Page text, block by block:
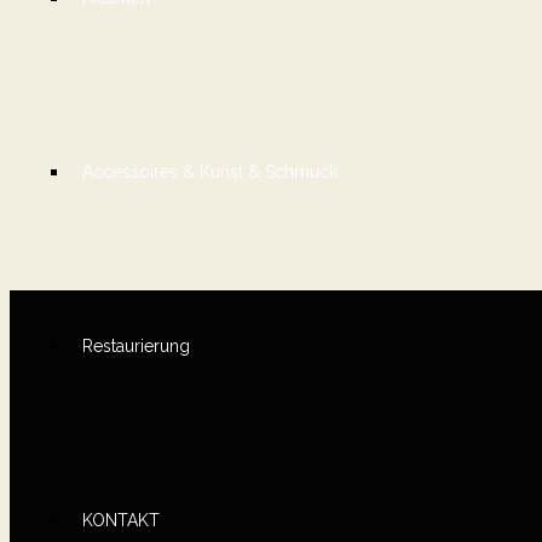
Accessoires & Kunst & Schmuck
Restaurierung
KONTAKT